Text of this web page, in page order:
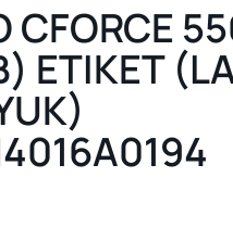
CFORCE
ETIKET